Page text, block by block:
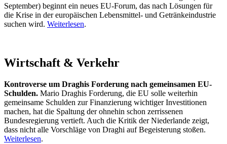
September) beginnt ein neues EU-Forum, das nach Lösungen für
die Krise in der europäischen Lebensmittel- und Getränkeindustrie
suchen wird. Weiterlesen.
Wirtschaft & Verkehr
Kontroverse um Draghis Forderung nach gemeinsamen EU-
Schulden. Mario Draghis Forderung, die EU solle weiterhin
gemeinsame Schulden zur Finanzierung wichtiger Investitionen
machen, hat die Spaltung der ohnehin schon zerrissenen
Bundesregierung vertieft. Auch die Kritik der Niederlande zeigt,
dass nicht alle Vorschläge von Draghi auf Begeisterung stoßen.
Weiterlesen.